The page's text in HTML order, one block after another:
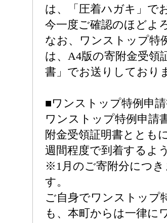
は、「圧着ハガキ」で
今一度ご確認のほどよ
なお、ワンストップ特
は、A4版の寄附金受領
書」でお送りしており
■ワンストップ特例申
ワンストップ特例申請
附金受領証明書ととも
週間程度で到着するよ
※1月のご寄附分につき
す。
ご自身でワンストップ
も、本町からは一律に